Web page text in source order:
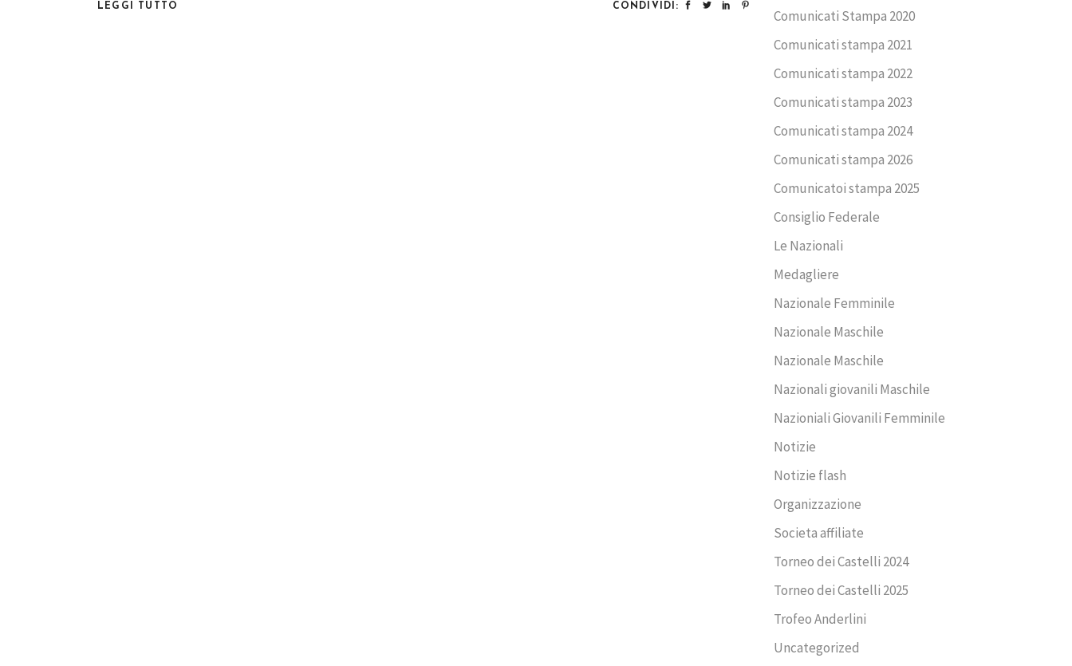
LEGGI TUTTO CONDIVIDI:
Comunicati Stampa 2020
Comunicati stampa 2021
Comunicati stampa 2022
Comunicati stampa 2023
Comunicati stampa 2024
Comunicati stampa 2026
Comunicatoi stampa 2025
Consiglio Federale
Le Nazionali
Medagliere
Nazionale Femminile
Nazionale Maschile
Nazionale Maschile
Nazionali giovanili Maschile
Nazioniali Giovanili Femminile
Notizie
Notizie flash
Organizzazione
Societa affiliate
Torneo dei Castelli 2024
Torneo dei Castelli 2025
Trofeo Anderlini
Uncategorized